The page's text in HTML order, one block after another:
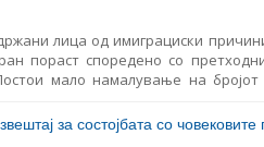
лица од имиграциски
пораст споредено со
мало намалување на
причини во 2021 година,
време на задржување
а најдолгото 50 денови. Во
за состојбата со